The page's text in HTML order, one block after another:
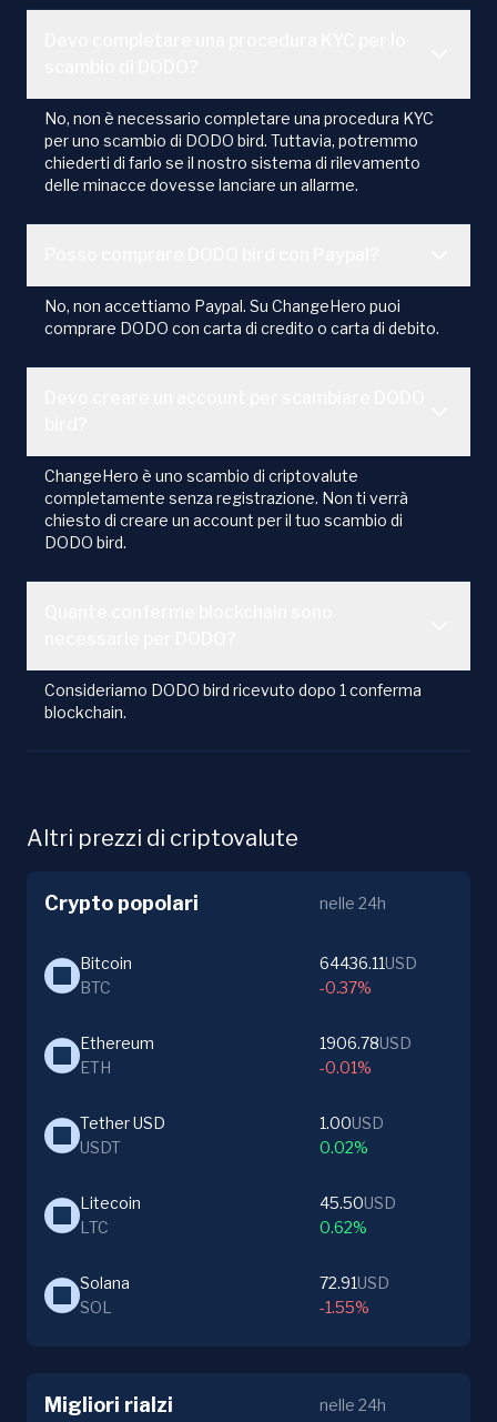
No, non è necessario completare una procedura KYC
per uno scambio di DODO bird. Tuttavia, potremmo
chiederti di farlo se il nostro sistema di rilevamento
delle minacce dovesse lanciare un allarme.
No, non accettiamo Paypal. Su ChangeHero puoi
comprare DODO con carta di credito o carta di debito.
ChangeHero è uno scambio di criptovalute
completamente senza registrazione. Non ti verrà
chiesto di creare un account per il tuo scambio di
DODO bird.
Consideriamo DODO bird ricevuto dopo 1 conferma
blockchain.
Altri prezzi di criptovalute
Crypto popolari nelle 24h
Bitcoin
BTC
64436.11USD
-0.37%
Ethereum
ETH
1906.78USD
-0.01%
Tether USD
USDT
1.00USD
0.02%
Litecoin
LTC
45.50USD
0.62%
Solana
SOL
72.91USD
-1.55%
Migliori rialzi nelle 24h